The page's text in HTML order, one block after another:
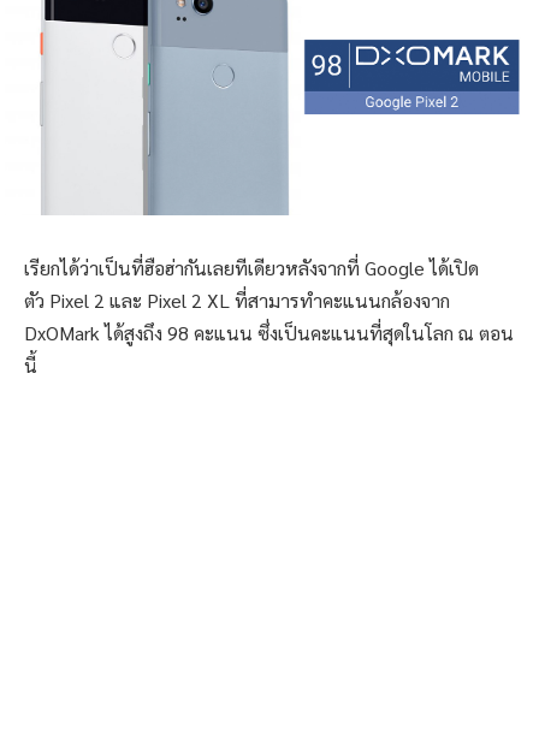
เรียกได้ว่าเป็นที่ฮือฮ่ากันเลยทีเดียวหลังจากที่ Google ได้เปิด
ตัว Pixel 2 และ Pixel 2 XL ที่สามารทำคะแนนกล้องจาก
DxOMark ได้สูงถึง 98 คะแนน ซึ่งเป็นคะแนนที่สุดในโลก ณ ตอน
นี้